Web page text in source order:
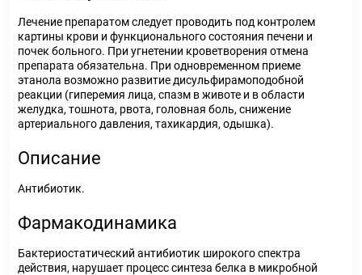
Лечение препаратом следует проводить под контролем
картины крови и функционального состояния печени и
почек больного. При угнетении кроветворения отмена
препарата обязательна. При одновременном приеме
этанола возможно развитие дисульфирамоподобной
реакции (гиперемия лица, спазм в животе и в области
желудка, тошнота, рвота, головная боль, снижение
артериального давления, тахикардия, одышка).
Описание
Антибиотик.
Фармакодинамика
Бактериостатический антибиотик широкого спектра
действия, нарушает процесс синтеза белка в микробной